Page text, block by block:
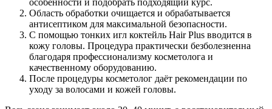
Область обработки очищается и обрабатывается
антисептиком для максимальной безопасности.
С помощью тонких игл коктейль Hair Plus вводится в
кожу головы. Процедура практически безболезненна
благодаря профессионализму косметолога и
качественному оборудованию.
После процедуры косметолог даёт рекомендации по
уходу за волосами и кожей головы.